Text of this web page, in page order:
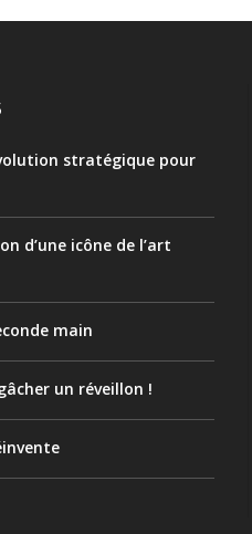
stratégique pour
d’une icône de l’art
main
un réveillon !